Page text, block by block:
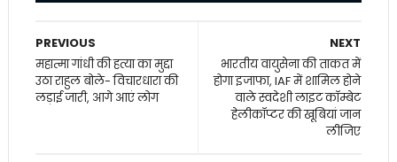
NEXT
भारतीय वायुसेना की ताकत में
होगा इजाफा, IAF में शामिल होने
वाले स्वदेशी लाइट कॉम्बेट
हेलीकॉप्टर की खूबियां जान
लीजिए
PREVIOUS
महात्मा गांधी की हत्या का मुद्दा
उठा राहुल बोले- विचारधारा की
लड़ाई जारी, आगे आएं लोग